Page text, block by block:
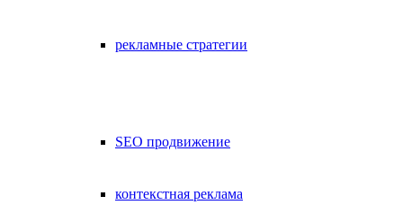
рекламные стратегии
SEO продвижение
контекстная реклама